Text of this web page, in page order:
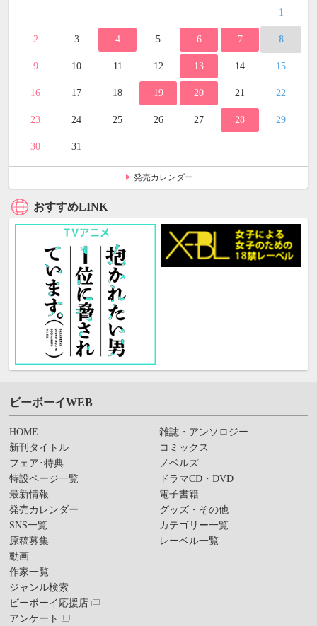
1
2 3 4 5 6 7 8
9 10 11 12 13 14 15
16 17 18 19 20 21 22
23 24 25 26 27 28 29
30 31
発売カレンダー
おすすめLINK
ビーボーイWEB
HOME
新刊タイトル
フェア･特典
特設ページ一覧
最新情報
発売カレンダー
SNS一覧
原稿募集
動画
作家一覧
ジャンル検索
ビーボーイ応援店
アンケート
雑誌・アンソロジー
コミックス
ノベルズ
ドラマCD・DVD
電子書籍
グッズ・その他
カテゴリー一覧
レーベル一覧